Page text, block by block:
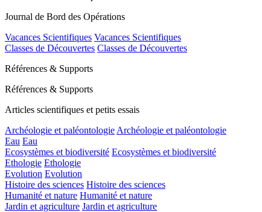
Journal de Bord des Opérations
Vacances Scientifiques Vacances Scientifiques
Classes de Découvertes Classes de Découvertes
Références & Supports
Références & Supports
Articles scientifiques et petits essais
Archéologie et paléontologie Archéologie et paléontologie
Eau Eau
Ecosystèmes et biodiversité Ecosystèmes et biodiversité
Ethologie Ethologie
Evolution Evolution
Histoire des sciences Histoire des sciences
Humanité et nature Humanité et nature
Jardin et agriculture Jardin et agriculture